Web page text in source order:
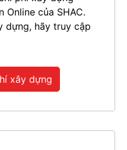
Online của SHAC.
dựng, hãy truy cập
xây dựng